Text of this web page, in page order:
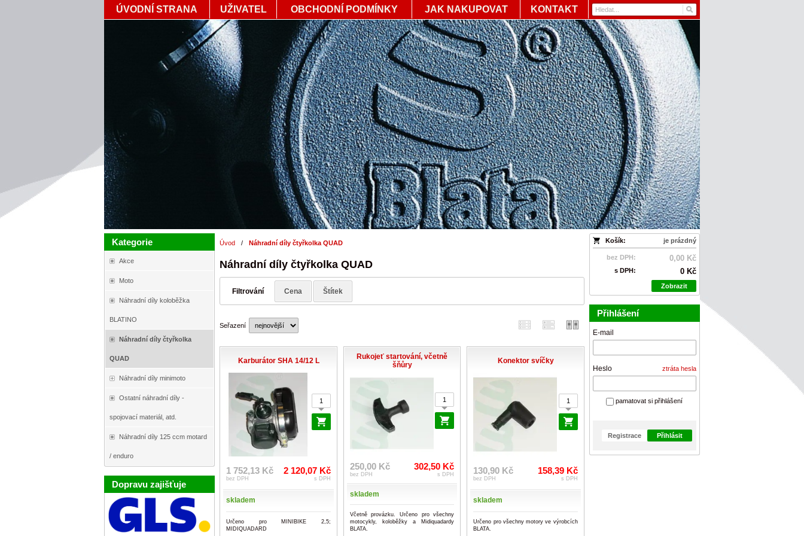
ÚVODNÍ STRANA UŽIVATEL OBCHODNÍ PODMÍNKY JAK NAKUPOVAT KONTAKT
Kategorie
Akce
Moto
Náhradní díly koloběžka
BLATINO
Náhradní díly čtyřkolka
QUAD
Náhradní díly minimoto
Ostatní náhradní díly -
spojovací materiál, atd.
Náhradní díly 125 ccm motard
/ enduro
Dopravu zajišťuje
Košík: je prázdný
bez DPH: 0,00 Kč
s DPH: 0 Kč
Zobrazit
Přihlášení
E-mail
Heslo ztráta hesla
pamatovat si přihlášení
Registrace Přihlásit
Úvod / Náhradní díly čtyřkolka QUAD
Náhradní díly čtyřkolka QUAD
Filtrování Cena Štítek
Seřazení
Karburátor SHA 14/12 L
1 752,13 Kč
bez DPH
2 120,07 Kč
s DPH
skladem
Určeno pro MINIBIKE 2,5;
MIDIQUADARD
Rukojeť startování, včetně
šňůry
250,00 Kč
bez DPH
302,50 Kč
s DPH
skladem
Včetně provázku. Určeno pro všechny
motocykly, koloběžky a Midiquadardy
BLATA.
Konektor svíčky
130,90 Kč
bez DPH
158,39 Kč
s DPH
skladem
Určeno pro všechny motory ve výrobcích
BLATA.